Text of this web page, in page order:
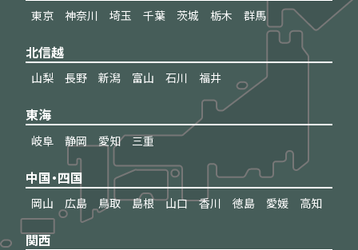
東京 神奈川 埼玉 千葉 茨城 栃木 群馬
北信越
山梨 長野 新潟 富山 石川 福井
東海
岐阜 静岡 愛知 三重
中国・四国
岡山 広島 鳥取 島根 山口 香川 徳島 愛媛 高知
関西